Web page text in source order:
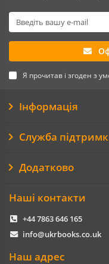
Я прочитав і згоден з
Інформація
Служба
Додатково
Наші контакти
+44 7863 646 165
info@ukrbooks.co.uk
Наш адрес